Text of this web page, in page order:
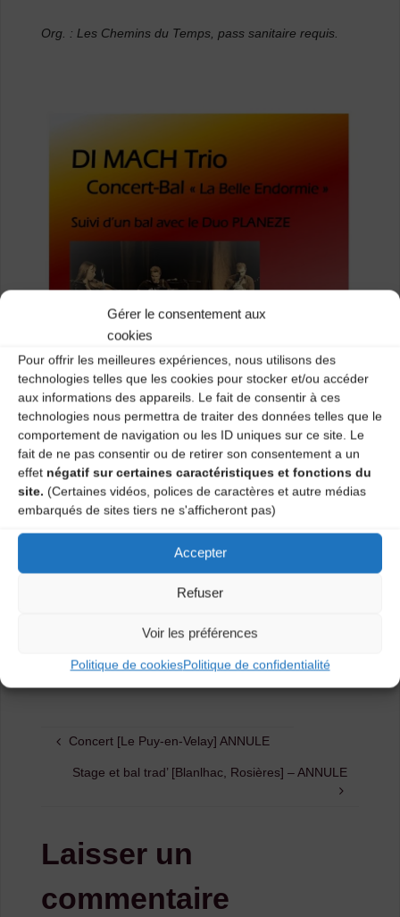
Gérer le consentement aux
cookies
Pour offrir les meilleures expériences, nous utilisons des
technologies telles que les cookies pour stocker et/ou accéder
aux informations des appareils. Le fait de consentir à ces
technologies nous permettra de traiter des données telles que le
comportement de navigation ou les ID uniques sur ce site. Le
fait de ne pas consentir ou de retirer son consentement a un
effet négatif sur certaines caractéristiques et fonctions du
site. (Certaines vidéos, polices de caractères et autre médias
embarqués de sites tiers ne s'afficheront pas)
Accepter
Refuser
Voir les préférences
Politique de cookiesPolitique de confidentialité
Org. : Les Chemins du Temps, pass sanitaire requis.
Agenda
Concert [Le Puy-en-Velay] ANNULE
Stage et bal trad’ [Blanlhac, Rosières] – ANNULE
Laisser un
commentaire